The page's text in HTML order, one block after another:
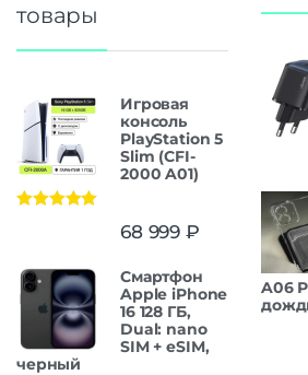
товары
Игровая
консоль
PlayStation 5
Slim (CFI-
2000 A01)
68 999 ₽
Смартфон
Apple iPhone
16 128 ГБ,
Dual: nano
SIM + eSIM,
черный
A06